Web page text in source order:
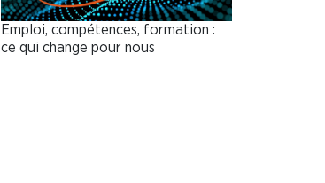
Emploi, compétences, formation :
ce qui change pour nous